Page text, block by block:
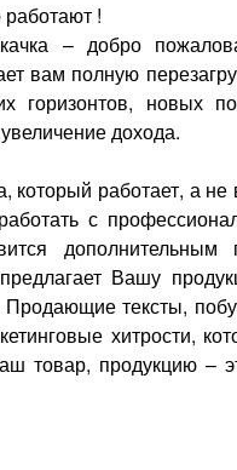
!
– добро
вам полную
горизонтов, новых
дохода.
который работает, а не
с
дополнительным
Вашу
Продающие тексты,
хитрости,
товар, продукцию –